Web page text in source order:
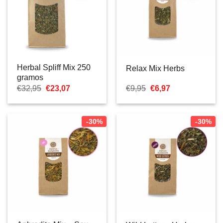
Herbal Spliff Mix 250
gramos
€32,95 El
original
€23,07El
actual
€23,07.
Relax Mix Herbs
€9,95 El
original
€6,97El
actual
€6,97.
-30% -30%